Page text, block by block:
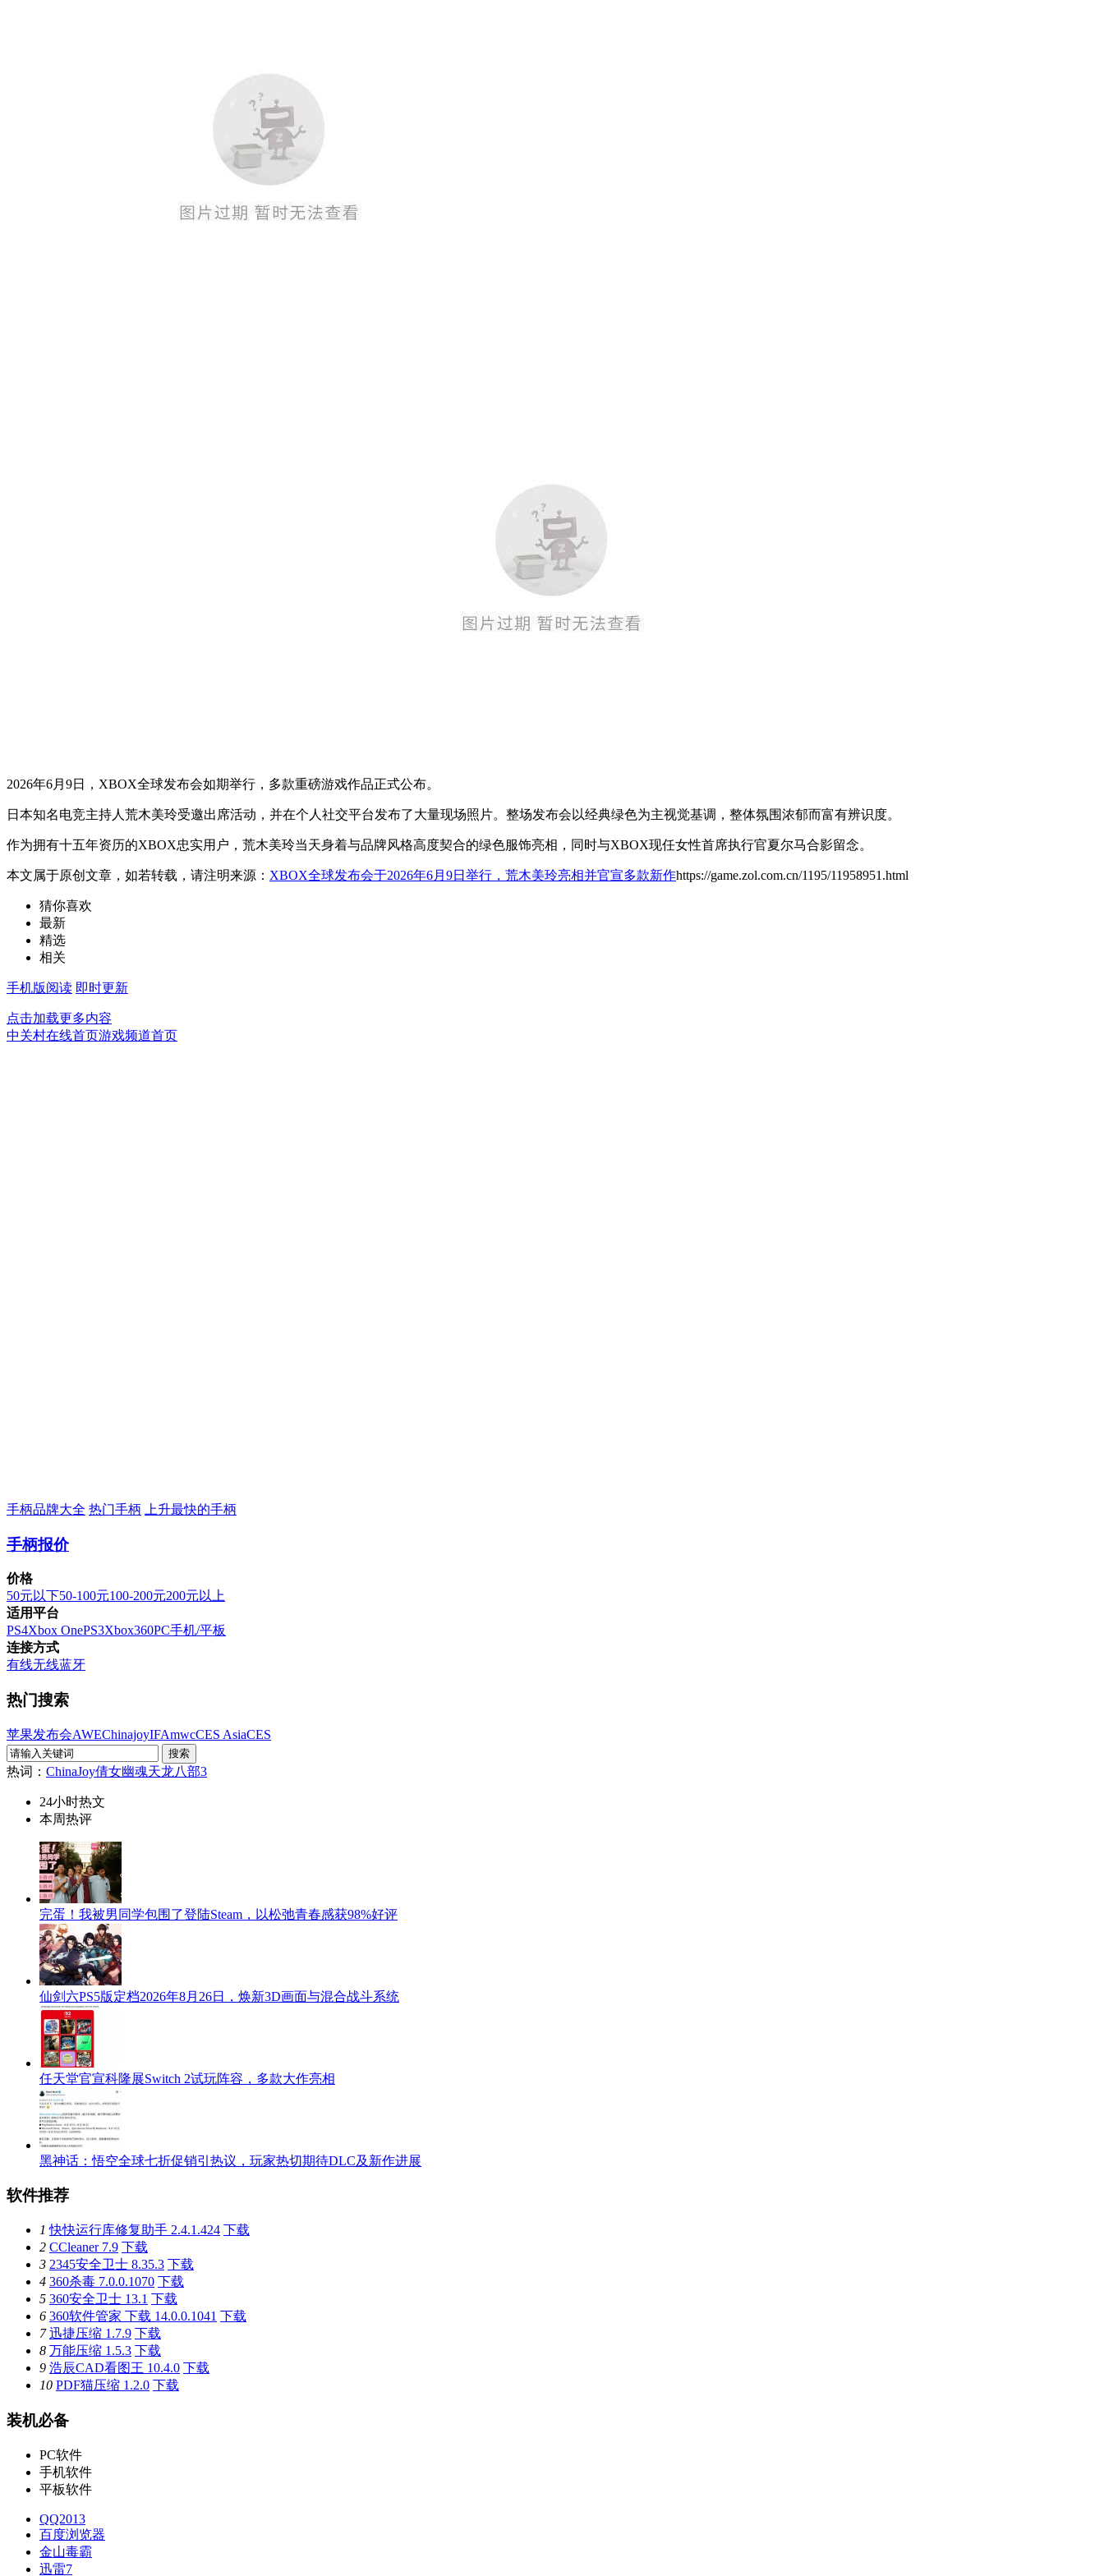
2026年6月9日，XBOX全球发布会如期举行，多款重磅游戏作品正式公布。
日本知名电竞主持人荒木美玲受邀出席活动，并在个人社交平台发布了大量现场照片。整场发布会以经典绿色为主视觉基调，整体氛围浓郁而富有辨识度。
作为拥有十五年资历的XBOX忠实用户，荒木美玲当天身着与品牌风格高度契合的绿色服饰亮相，同时与XBOX现任女性首席执行官夏尔马合影留念。
本文属于原创文章，如若转载，请注明来源： XBOX全球发布会于2026年6月9日举行，荒木美玲亮相并官宣多款新作https://game.zol.com.cn/1195/11958951.html
猜你喜欢
最新
精选
相关
手机版阅读 即时更新
点击加载更多内容
中关村在线首页游戏频道首页
手柄品牌大全 热门手柄 上升最快的手柄
手柄报价
价格
50元以下50-100元100-200元200元以上
适用平台
PS4Xbox OnePS3Xbox360PC手机/平板
连接方式
有线无线蓝牙
热门搜索
苹果发布会AWEChinajoyIFAmwcCES AsiaCES
热词： ChinaJoy倩女幽魂天龙八部3
24小时热文
本周热评
完蛋！我被男同学包围了登陆Steam，以松弛青春感获98%好评
仙剑六PS5版定档2026年8月26日，焕新3D画面与混合战斗系统
任天堂官宣科隆展Switch 2试玩阵容，多款大作亮相
黑神话：悟空全球七折促销引热议，玩家热切期待DLC及新作进展
软件推荐
1 快快运行库修复助手 2.4.1.424 下载
2 CCleaner 7.9 下载
3 2345安全卫士 8.35.3 下载
4 360杀毒 7.0.0.1070 下载
5 360安全卫士 13.1 下载
6 360软件管家 下载 14.0.0.1041 下载
7 迅捷压缩 1.7.9 下载
8 万能压缩 1.5.3 下载
9 浩辰CAD看图王 10.4.0 下载
10 PDF猫压缩 1.2.0 下载
装机必备
PC软件
手机软件
平板软件
QQ2013
百度浏览器
金山毒霸
迅雷7